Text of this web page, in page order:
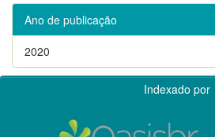
Ano de publicação
2020
Indexado por